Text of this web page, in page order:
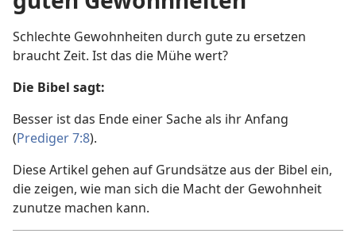
Schlechte Gewohnheiten durch gute zu ersetzen
braucht Zeit. Ist das die Mühe wert?
Die Bibel sagt:
Besser ist das Ende einer Sache als ihr Anfang
(Prediger 7:8).
Diese Artikel gehen auf Grundsätze aus der Bibel ein,
die zeigen, wie man sich die Macht der Gewohnheit
zunutze machen kann.